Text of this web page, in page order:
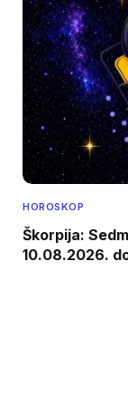
HOROSKOP
Škorpija:
10.08.2026.